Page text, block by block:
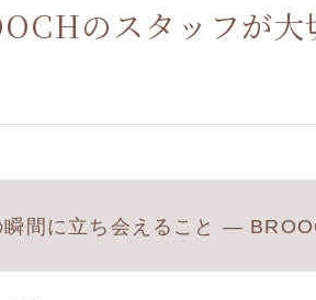
のスタッフが大
間に立ち会えること ―